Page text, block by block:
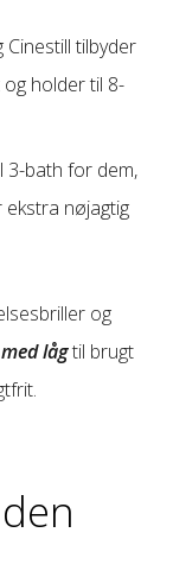
Cinestill tilbyder
og holder til 8-
3-bath for dem,
nøjagtig
og
lågtil brugt